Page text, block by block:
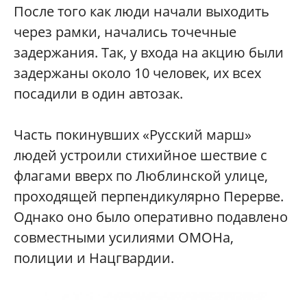
После того как люди начали выходить
через рамки, начались точечные
задержания. Так, у входа на акцию были
задержаны около 10 человек, их всех
посадили в один автозак.
Часть покинувших «Русский марш»
людей устроили стихийное шествие с
флагами вверх по Люблинской улице,
проходящей перпендикулярно Перерве.
Однако оно было оперативно подавлено
совместными усилиями ОМОНа,
полиции и Нацгвардии.